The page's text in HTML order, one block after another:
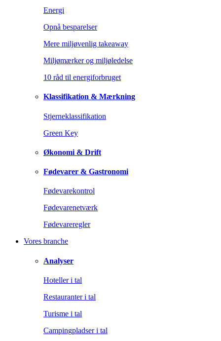
Energi
Opnå besparelser
Mere miljøvenlig takeaway
Miljømærker og miljøledelse
10 råd til energiforbruget
Klassifikation & Mærkning
Stjerneklassifikation
Green Key
Økonomi & Drift
Fødevarer & Gastronomi
Fødevarekontrol
Fødevarenetværk
Fødevareregler
Vores branche
Analyser
Hoteller i tal
Restauranter i tal
Turisme i tal
Campingpladser i tal